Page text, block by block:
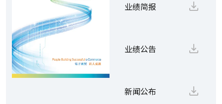
业绩简报
业绩公告
新闻公布